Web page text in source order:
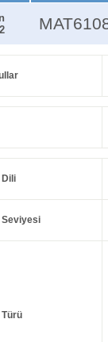
Dili
Seviyesi